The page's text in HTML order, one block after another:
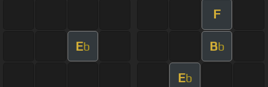
F
Eb Bb
Eb